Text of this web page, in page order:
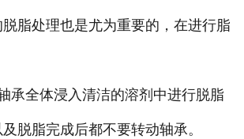
脂处理也是尤为重要的，在进行脂
全体浸入清洁的溶剂中进行脱脂
脱脂完成后都不要转动轴承。